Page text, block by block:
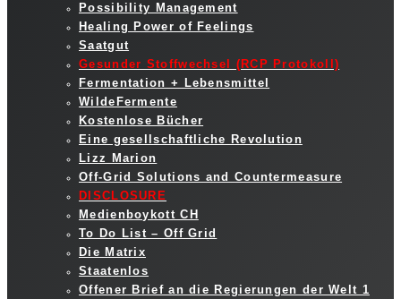
Possibility Management
Healing Power of Feelings
Saatgut
Gesunder Stoffwechsel (RCP Protokoll)
Fermentation + Lebensmittel
WildeFermente
Kostenlose Bücher
Eine gesellschaftliche Revolution
Lizz Marion
Off-Grid Solutions and Countermeasure
DISCLOSURE
Medienboykott CH
To Do List – Off Grid
Die Matrix
Staatenlos
Offener Brief an die Regierungen der Welt 1